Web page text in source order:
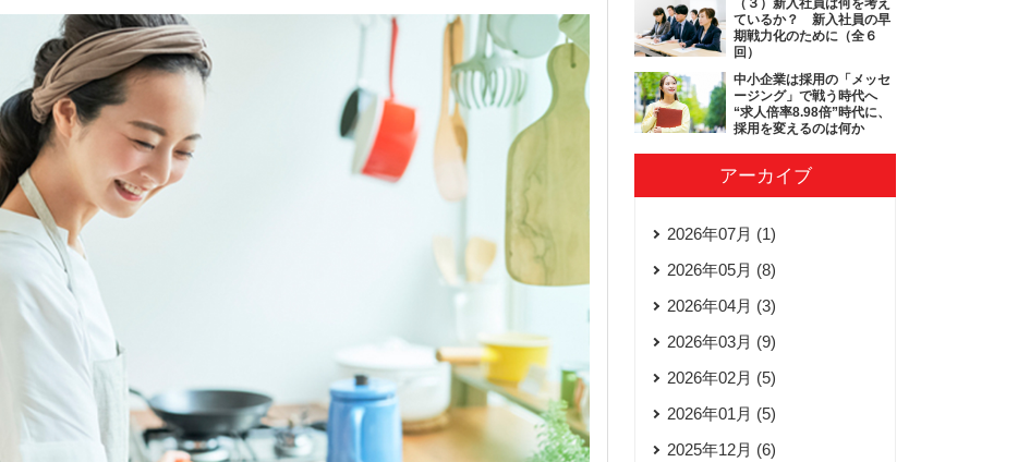
（３）新入社員は何を考え
ているか？ 新入社員の早
期戦力化のために（全６
回）
中小企業は採用の「メッセ
ージング」で戦う時代へ
“求人倍率8.98倍”時代に、
採用を変えるのは何か
アーカイブ
2026年07月 (1)
2026年05月 (8)
2026年04月 (3)
2026年03月 (9)
2026年02月 (5)
2026年01月 (5)
2025年12月 (6)